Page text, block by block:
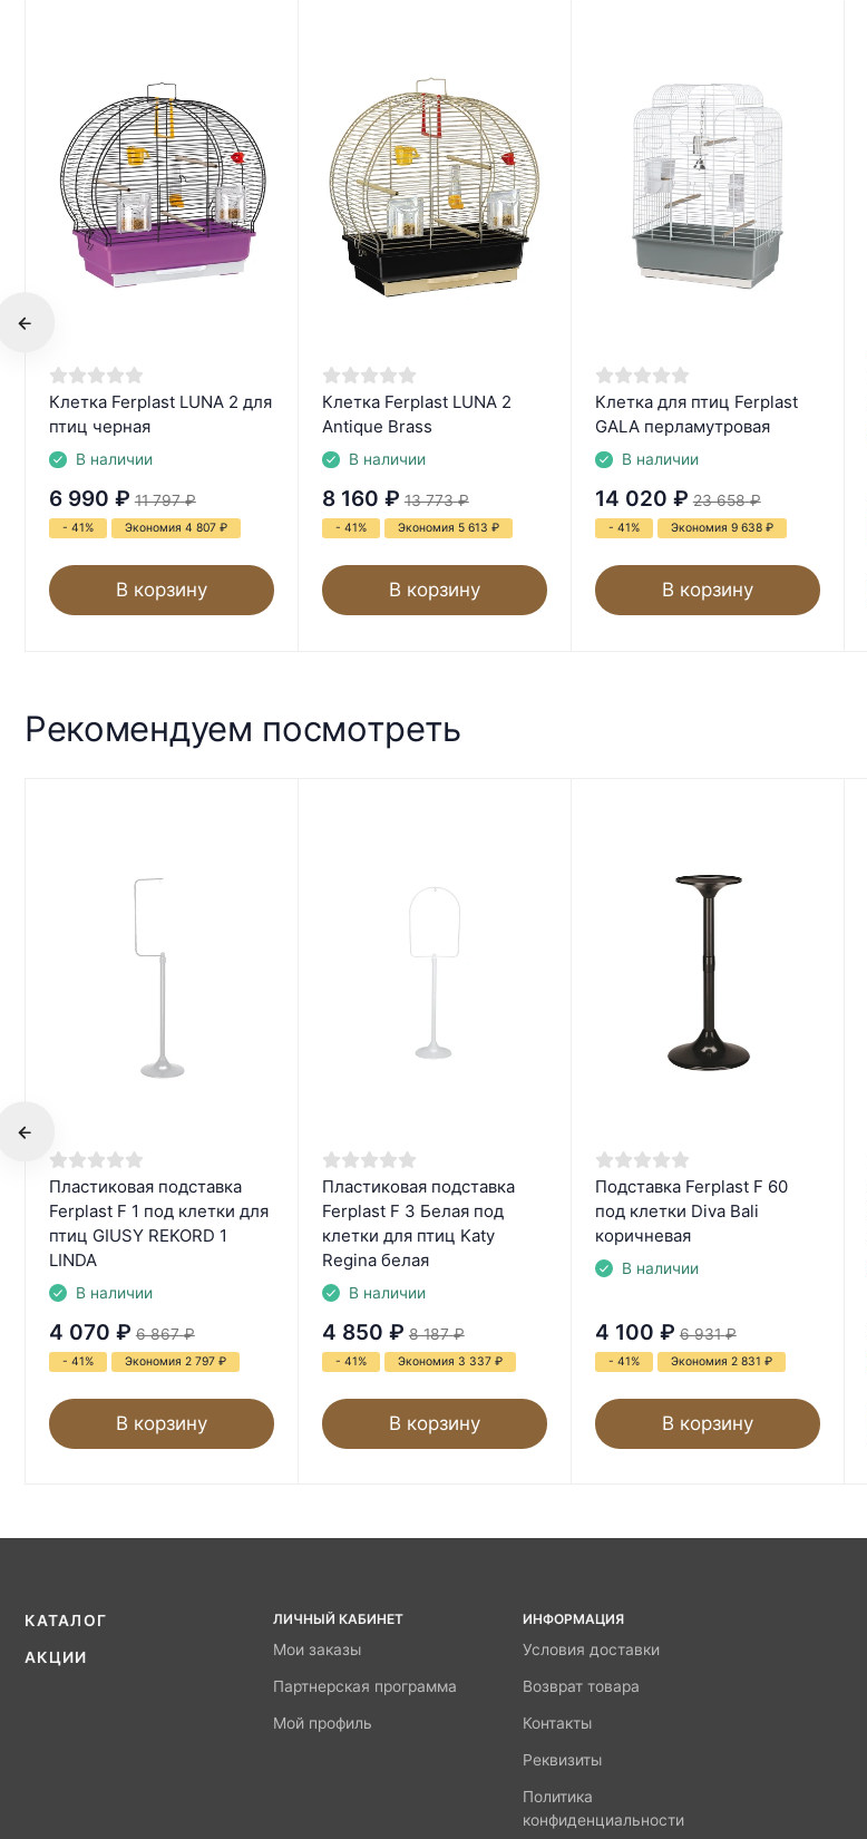
Клетка Ferplast LUNA 2 для
птиц черная
В наличии
6 990 ₽ 11 797 ₽
- 41% Экономия 4 807 ₽
В корзину
Клетка Ferplast LUNA 2
Antique Brass
В наличии
8 160 ₽ 13 773 ₽
- 41% Экономия 5 613 ₽
В корзину
Клетка для птиц Ferplast
GALA перламутровая
В наличии
14 020 ₽ 23 658 ₽
- 41% Экономия 9 638 ₽
В корзину
Рекомендуем посмотреть
Пластиковая подставка
Ferplast F 1 под клетки для
птиц GIUSY REKORD 1
LINDA
В наличии
4 070 ₽ 6 867 ₽
- 41% Экономия 2 797 ₽
В корзину
Пластиковая подставка
Ferplast F 3 Белая под
клетки для птиц Katy
Regina белая
В наличии
4 850 ₽ 8 187 ₽
- 41% Экономия 3 337 ₽
В корзину
Подставка Ferplast F 60
под клетки Diva Bali
коричневая
В наличии
4 100 ₽ 6 931 ₽
- 41% Экономия 2 831 ₽
В корзину
КАТАЛОГ
АКЦИИ
ЛИЧНЫЙ КАБИНЕТ
Мои заказы
Партнерская программа
Мой профиль
ИНФОРМАЦИЯ
Условия доставки
Возврат товара
Контакты
Реквизиты
Политика
конфиденциальности